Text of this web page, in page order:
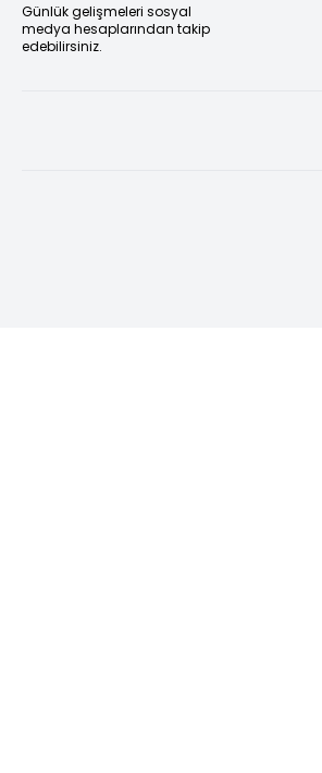
Günlük gelişmeleri sosyal
medya hesaplarından takip
edebilirsiniz.